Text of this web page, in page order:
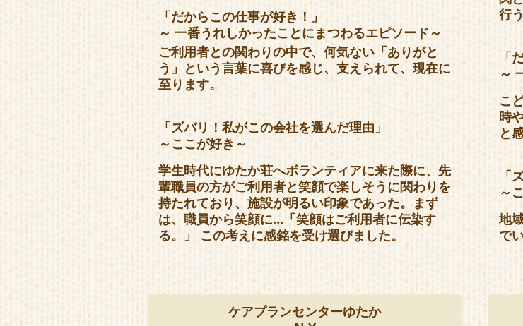
「だからこの仕事が好き！」
～ 一番うれしかったことにまつわるエピソード～
ご利用者との関わりの中で、何気ない「ありがと
う」という言葉に喜びを感じ、支えられて、現在に
至ります。
「ズバリ！私がこの会社を選んだ理由」
～ここが好き～
学生時代にゆたか荘へボランティアに来た際に、先
輩職員の方がご利用者と笑顔で楽しそうに関わりを
持たれており、施設が明るい印象であった。まず
は、職員から笑顔に…「笑顔はご利用者に伝染す
る。」 この考えに感銘を受け選びました。
行
「
～
こ
時
と
「
～
地
で
ケアプランセンターゆたか